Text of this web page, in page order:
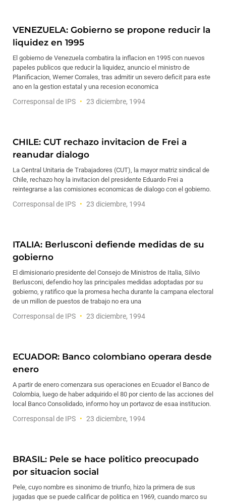
VENEZUELA: Gobierno se propone reducir la
liquidez en 1995
El gobierno de Venezuela combatira la inflacion en 1995 con nuevos
papeles publicos que reducir la liquidez, anuncio el ministro de
Planificacion, Werner Corrales, tras admitir un severo deficit para este
ano en la gestion estatal y una recesion economica
Corresponsal de IPS 23 diciembre, 1994
CHILE: CUT rechazo invitacion de Frei a
reanudar dialogo
La Central Unitaria de Trabajadores (CUT), la mayor matriz sindical de
Chile, rechazo hoy la invitacion del presidente Eduardo Frei a
reintegrarse a las comisiones economicas de dialogo con el gobierno.
Corresponsal de IPS 23 diciembre, 1994
ITALIA: Berlusconi defiende medidas de su
gobierno
El dimisionario presidente del Consejo de Ministros de Italia, Silvio
Berlusconi, defendio hoy las principales medidas adoptadas por su
gobierno, y ratifico que la promesa hecha durante la campana electoral
de un millon de puestos de trabajo no era una
Corresponsal de IPS 23 diciembre, 1994
ECUADOR: Banco colombiano operara desde
enero
A partir de enero comenzara sus operaciones en Ecuador el Banco de
Colombia, luego de haber adquirido el 80 por ciento de las acciones del
local Banco Consolidado, informo hoy un portavoz de esaa institucion.
Corresponsal de IPS 23 diciembre, 1994
BRASIL: Pele se hace politico preocupado
por situacion social
Pele, cuyo nombre es sinonimo de triunfo, hizo la primera de sus
jugadas que se puede calificar de politica en 1969, cuando marco su